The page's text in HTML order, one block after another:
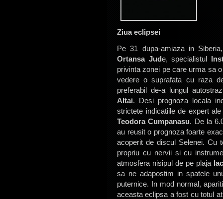
Ziua eclipsei
Pe 31 dupa-amiaza in
Ortansa Jude, specialistul
privinta zonei pe care urma sa
vedere o suprafata cu raza
preferabil de-a lungul
Altai. Desi prognoza locala
strictete indicatiile de expert
Teodora Cumpanasu. De la
au reusit o prognoza foarte
acoperit de discul Selenei. Cu
propriu cu nervii si cu
atmosfera nisipul de pe plaja
sa ne adapostim in spatele
puternice. In mod normal,
aceasta eclipsa a fost cu totul